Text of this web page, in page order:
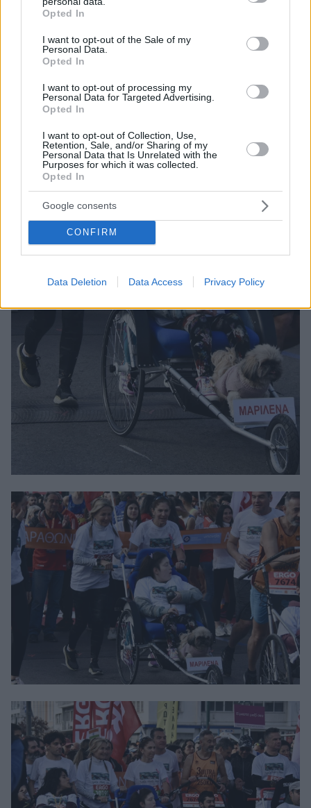
grant or deny consent to Google and its third-party tags to
use your data for below specified purposes in below Google
consent section.
Opted In
I want to opt-out of the Sale of my
Personal Data.
Opted In
I want to opt-out of processing my
Personal Data for Targeted Advertising.
Opted In
I want to opt-out of Collection, Use,
Retention, Sale, and/or Sharing of my
Personal Data that Is Unrelated with the
Purposes for which it was collected.
Opted In
Google consents
CONFIRM
Data Deletion Data Access Privacy Policy